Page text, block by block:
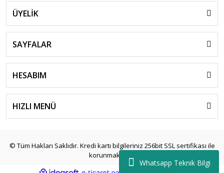
Whatsapp Teknik Bilgi
ÜYELİK
SAYFALAR
HESABIM
HIZLI MENÜ
© Tüm Hakları Saklıdır. Kredi kartı bilgileriniz 256bit SSL sertifikası ile
korunmaktadır.